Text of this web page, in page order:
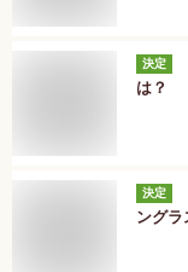
決定
は？
決定
ングラ